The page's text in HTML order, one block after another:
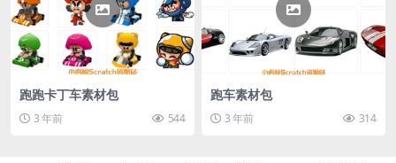
跑跑卡丁车素材包
3 年前 544
跑车素材包
3 年前 314